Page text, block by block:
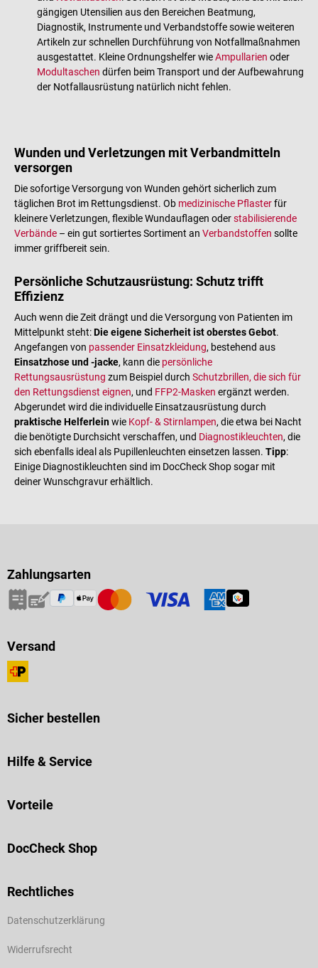
gängigen Utensilien aus den Bereichen Beatmung,
Diagnostik, Instrumente und Verbandstoffe sowie weiteren
Artikeln zur schnellen Durchführung von Notfallmaßnahmen
ausgestattet. Kleine Ordnungshelfer wieAmpullarien oder
Modultaschen dürfen beim Transport und der Aufbewahrung
der Notfallausrüstung natürlich nicht fehlen.
Wunden und Verletzungen mit Verbandmitteln
versorgen
Die sofortige Versorgung von Wunden gehört sicherlich zum
täglichen Brot im Rettungsdienst. Ob medizinische Pflasterfür
kleinere Verletzungen, flexible Wundauflagen oderstabilisierende
Verbände – ein gut sortiertes Sortiment an Verbandstoffen sollte
immer griffbereit sein.
Persönliche Schutzausrüstung: Schutz trifft
Effizienz
Auch wenn die Zeit drängt und die Versorgung von Patienten im
Mittelpunkt steht:Die eigene Sicherheit ist oberstes Gebot.
Angefangen von passender Einsatzkleidung, bestehend aus
Einsatzhose und -jacke, kann die persönliche
Rettungsausrüstung zum Beispiel durch Schutzbrillen, die sich für
den Rettungsdienst eignen, und FFP2-Masken ergänzt werden.
Abgerundet wird die individuelle Einsatzausrüstung durch
praktische Helferleinwie Kopf- & Stirnlampen, die etwa bei Nacht
die benötigte Durchsicht verschaffen, und Diagnostikleuchten, die
sich ebenfalls ideal als Pupillenleuchten einsetzen lassen. Tipp:
Einige Diagnostikleuchten sind im DocCheck Shop sogar mit
deiner Wunschgravur erhältlich.
Zahlungsarten
Versand
Sicher bestellen
Hilfe & Service
Vorteile
DocCheck Shop
Rechtliches
Datenschutzerklärung
Widerrufsrecht